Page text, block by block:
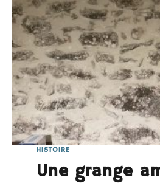
HISTOIRE
Une grange